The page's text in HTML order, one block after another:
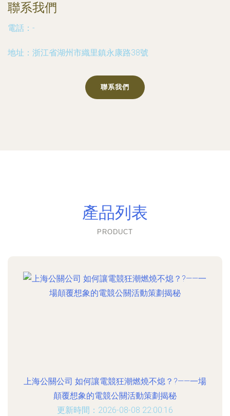
聯系我們
電話：-
地址：浙江省湖州市織里鎮永康路38號
聯系我們
產品列表
PRODUCT
上海公關公司 如何讓電競狂潮燃燒不熄？?——一場
顛覆想象的電競公關活動策劃揭秘
更新時間：2026-08-08 22:00:16